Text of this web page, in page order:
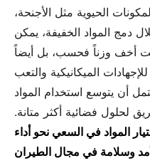
الحيوية مثل الأجنحة،
دمج المواد الخفيفة، يمكن
أخف وزناً فحسب، بل أيضاً
أن يتوسع استخدام المواد
لحلول فضائية أكثر متانة.
المواد في السعي نحو أداء